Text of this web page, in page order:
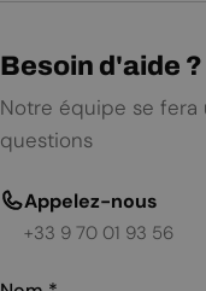
Besoin d'aide ?
Notre équipe se
questions
Appelez-nous
+33 9 70 01 93 56